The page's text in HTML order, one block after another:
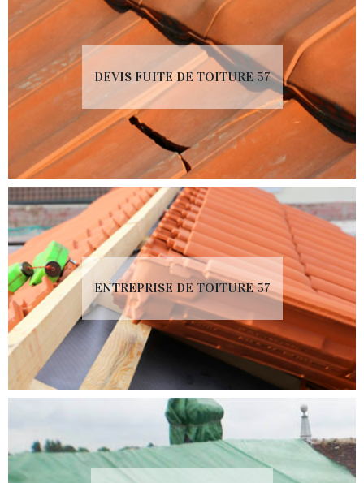
DEVIS FUITE DE TOITURE 57
ENTREPRISE DE TOITURE 57